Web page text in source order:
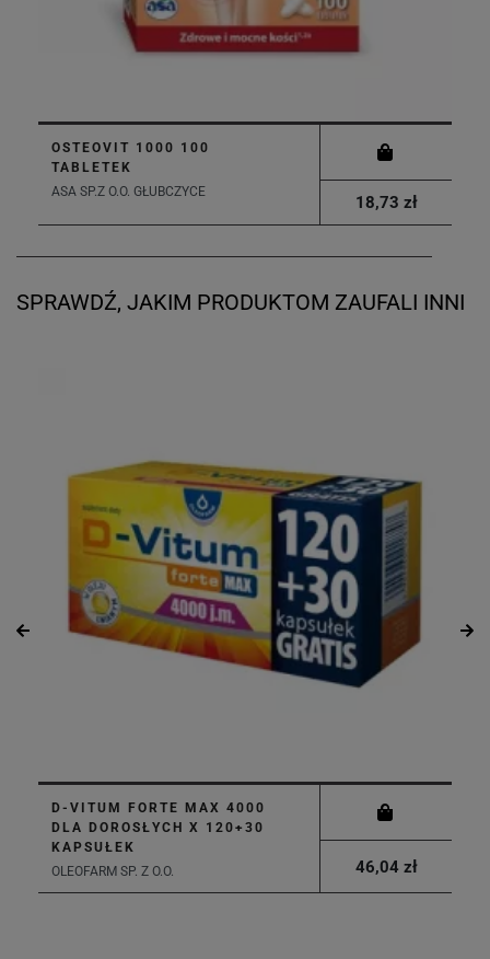
OSTEOVIT 1000 100
TABLETEK
ASA SP.Z O.O. GŁUBCZYCE
18,73 zł
SPRAWDŹ, JAKIM PRODUKTOM ZAUFALI INNI
D-VITUM FORTE MAX 4000
DLA DOROSŁYCH X 120+30
KAPSUŁEK
OLEOFARM SP. Z O.O.
46,04 zł